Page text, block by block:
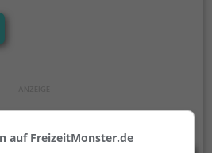
und echte Wasserratten auf
auf FreizeitMonster.de